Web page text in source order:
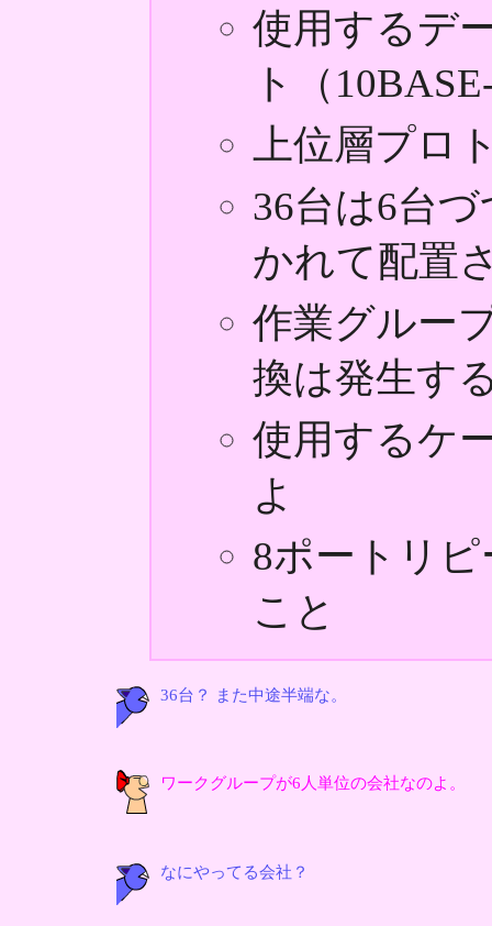
使用するデ
ト（
上位層プロ
36台は6台
かれて配置
作業グルー
換は発生す
使用するケ
よ
8ポートリ
こと
36台？ また中途半端な。
ワークグループが6人単位の会社なのよ。
なにやってる会社？